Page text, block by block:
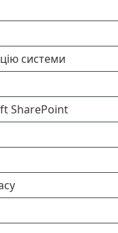
системи
SharePoint